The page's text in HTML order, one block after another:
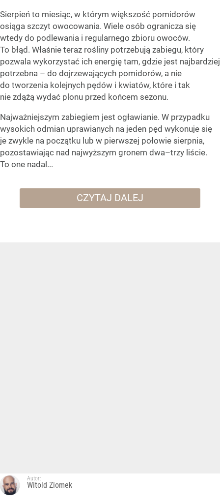
Sierpień to miesiąc, w którym większość pomidorów
osiąga szczyt owocowania. Wiele osób ogranicza się
wtedy do podlewania i regularnego zbioru owoców.
To błąd. Właśnie teraz rośliny potrzebują zabiegu, który
pozwala wykorzystać ich energię tam, gdzie jest najbardziej
potrzebna – do dojrzewających pomidorów, a nie
do tworzenia kolejnych pędów i kwiatów, które i tak
nie zdążą wydać plonu przed końcem sezonu.
Najważniejszym zabiegiem jest ogławianie. W przypadku
wysokich odmian uprawianych na jeden pęd wykonuje się
je zwykle na początku lub w pierwszej połowie sierpnia,
pozostawiając nad najwyższym gronem dwa–trzy liście.
To one nadal...
CZYTAJ DALEJ
Autor:
Witold Ziomek